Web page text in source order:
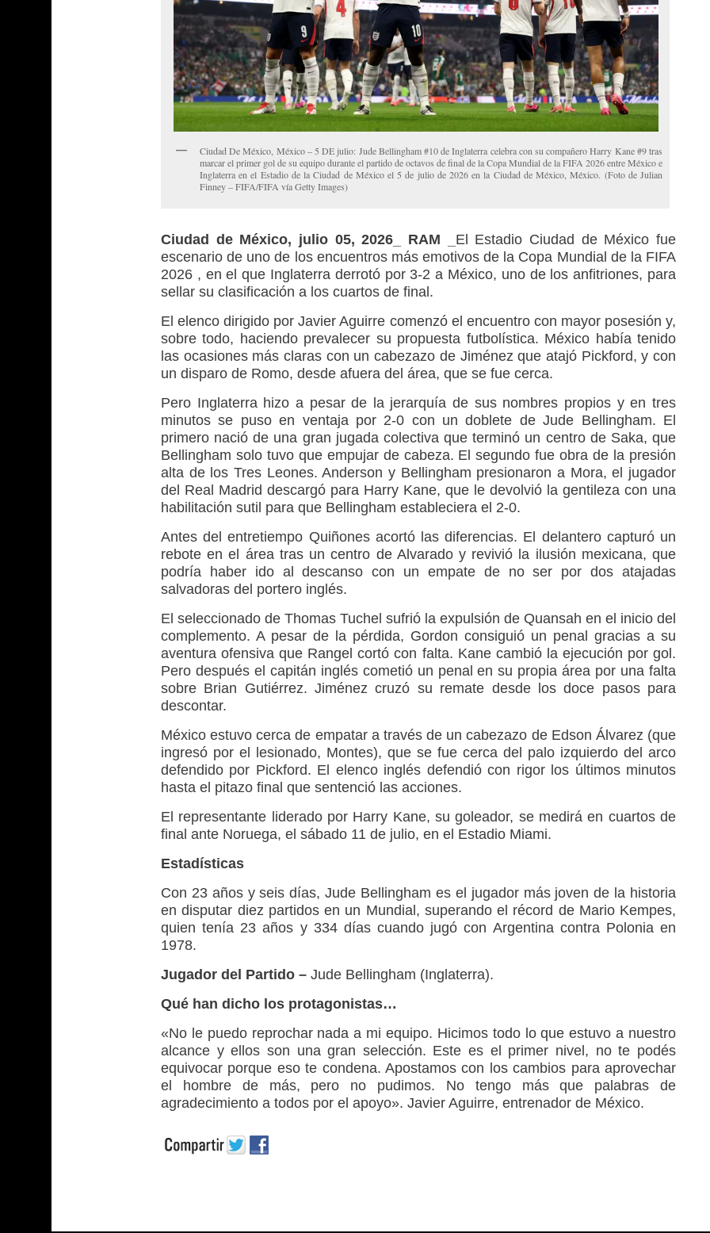
Ciudad De México, México – 5 DE julio: Jude Bellingham #10 de Inglaterra celebra con su compañero Harry Kane #9 tras
marcar el primer gol de su equipo durante el partido de octavos de final de la Copa Mundial de la FIFA 2026 entre México e
Inglaterra en el Estadio de la Ciudad de México el 5 de julio de 2026 en la Ciudad de México, México. (Foto de Julian
Finney – FIFA/FIFA vía Getty Images)
Ciudad de México, julio 05, 2026_ RAM _ El Estadio Ciudad de México fue
escenario de uno de los encuentros más emotivos de la Copa Mundial de la FIFA
2026 , en el que Inglaterra derrotó por 3-2 a México, uno de los anfitriones, para
sellar su clasificación a los cuartos de final.
El elenco dirigido por Javier Aguirre comenzó el encuentro con mayor posesión y,
sobre todo, haciendo prevalecer su propuesta futbolística. México había tenido
las ocasiones más claras con un cabezazo de Jiménez que atajó Pickford, y con
un disparo de Romo, desde afuera del área, que se fue cerca.
Pero Inglaterra hizo a pesar de la jerarquía de sus nombres propios y en tres
minutos se puso en ventaja por 2-0 con un doblete de Jude Bellingham. El
primero nació de una gran jugada colectiva que terminó un centro de Saka, que
Bellingham solo tuvo que empujar de cabeza. El segundo fue obra de la presión
alta de los Tres Leones. Anderson y Bellingham presionaron a Mora, el jugador
del Real Madrid descargó para Harry Kane, que le devolvió la gentileza con una
habilitación sutil para que Bellingham estableciera el 2-0.
Antes del entretiempo Quiñones acortó las diferencias. El delantero capturó un
rebote en el área tras un centro de Alvarado y revivió la ilusión mexicana, que
podría haber ido al descanso con un empate de no ser por dos atajadas
salvadoras del portero inglés.
El seleccionado de Thomas Tuchel sufrió la expulsión de Quansah en el inicio del
complemento. A pesar de la pérdida, Gordon consiguió un penal gracias a su
aventura ofensiva que Rangel cortó con falta. Kane cambió la ejecución por gol.
Pero después el capitán inglés cometió un penal en su propia área por una falta
sobre Brian Gutiérrez. Jiménez cruzó su remate desde los doce pasos para
descontar.
México estuvo cerca de empatar a través de un cabezazo de Edson Álvarez (que
ingresó por el lesionado, Montes), que se fue cerca del palo izquierdo del arco
defendido por Pickford. El elenco inglés defendió con rigor los últimos minutos
hasta el pitazo final que sentenció las acciones.
El representante liderado por Harry Kane, su goleador, se medirá en cuartos de
final ante Noruega, el sábado 11 de julio, en el Estadio Miami.
Estadísticas
Con 23 años y seis días, Jude Bellingham es el jugador más joven de la historia
en disputar diez partidos en un Mundial, superando el récord de Mario Kempes,
quien tenía 23 años y 334 días cuando jugó con Argentina contra Polonia en
1978.
Jugador del Partido – Jude Bellingham (Inglaterra).
Qué han dicho los protagonistas…
«No le puedo reprochar nada a mi equipo. Hicimos todo lo que estuvo a nuestro
alcance y ellos son una gran selección. Este es el primer nivel, no te podés
equivocar porque eso te condena. Apostamos con los cambios para aprovechar
el hombre de más, pero no pudimos. No tengo más que palabras de
agradecimiento a todos por el apoyo». Javier Aguirre, entrenador de México.